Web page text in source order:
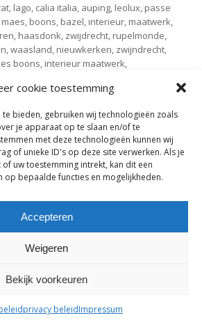
cookie toestemming
bieden, gebruiken wij technologieën zoals
je apparaat op te slaan en/of te
met deze technologieën kunnen wij
of unieke ID's op deze site verwerken. Als je
uw toestemming intrekt, kan dit een
op bepaalde functies en mogelijkheden.
Accepteren
Weigeren
Bekijk voorkeuren
privacy beleidImpressum
lago, calia italia, auping, leolux, passe
boons, bazel, interieur, maatwerk,
haasdonk, zwijdrecht, rupelmonde,
waasland, nieuwkerken, zwijndrecht,
boons, interieur maatwerk,
kunsttentoonstelling,
- meubelen - maatwerk | bazelstraat 61
03 774 10 60